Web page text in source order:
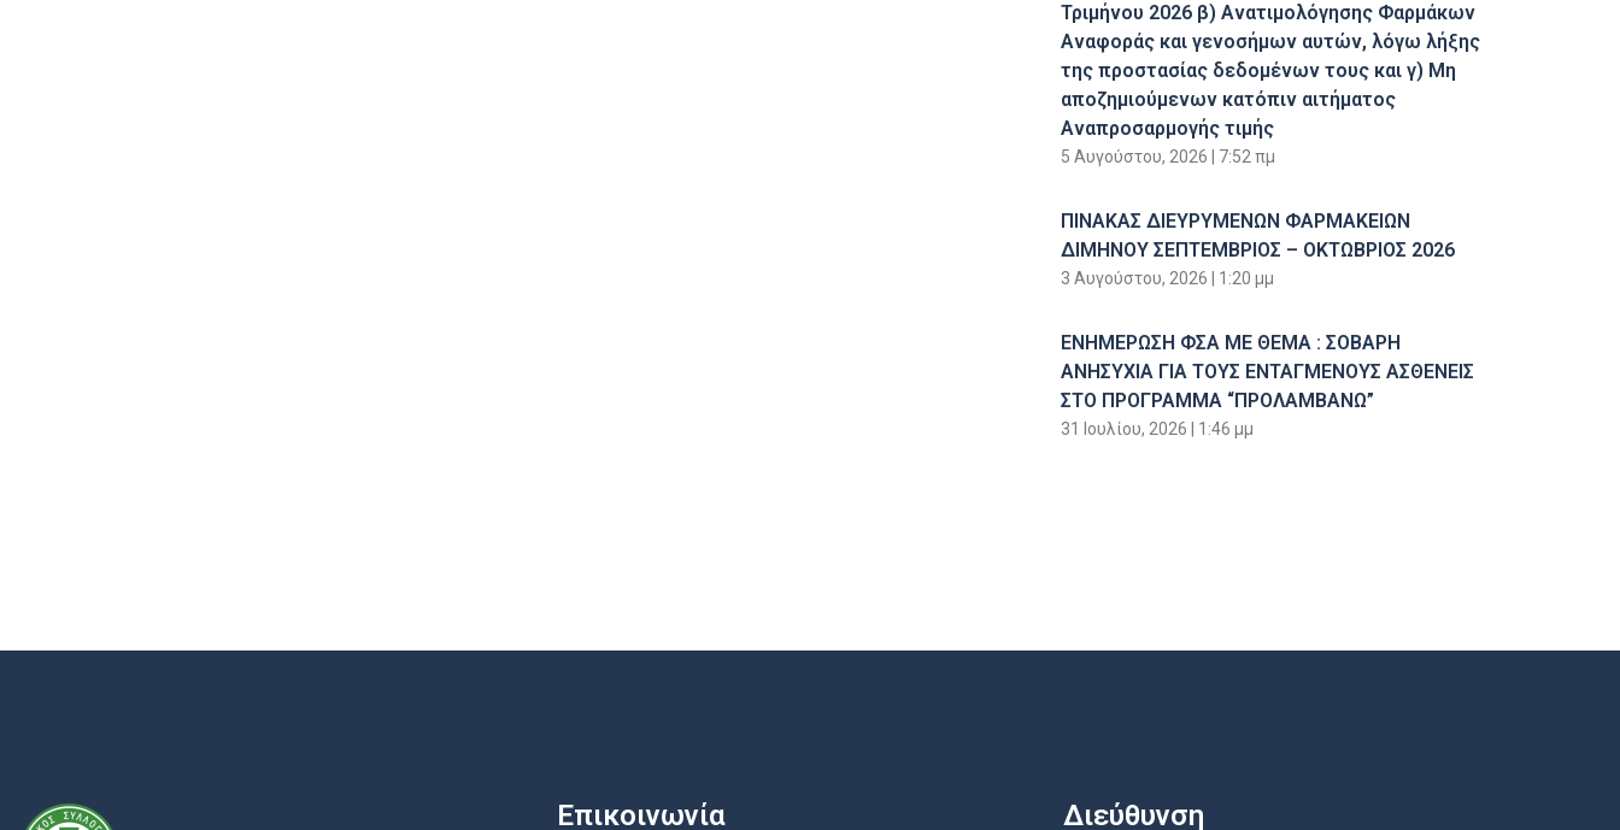
Τριμήνου 2026 β) Ανατιμολόγησης Φαρμάκων
Αναφοράς και γενοσήμων αυτών, λόγω λήξης
της προστασίας δεδομένων τους και γ) Μη
αποζημιούμενων κατόπιν αιτήματος
Αναπροσαρμογής τιμής
5 Αυγούστου, 2026 7:52 πμ
ΠΙΝΑΚΑΣ ΔΙΕΥΡΥΜΕΝΩΝ ΦΑΡΜΑΚΕΙΩΝ
ΔΙΜΗΝΟΥ ΣΕΠΤΕΜΒΡΙΟΣ – ΟΚΤΩΒΡΙΟΣ 2026
3 Αυγούστου, 2026 1:20 μμ
ΕΝΗΜΕΡΩΣΗ ΦΣΑ ΜΕ ΘΕΜΑ : ΣΟΒΑΡΗ
ΑΝΗΣΥΧΙΑ ΓΙΑ ΤΟΥΣ ΕΝΤΑΓΜΕΝΟΥΣ ΑΣΘΕΝΕΙΣ
ΣΤΟ ΠΡΟΓΡΑΜΜΑ “ΠΡΟΛΑΜΒΑΝΩ”
31 Ιουλίου, 2026 1:46 μμ
Επικοινωνία Διεύθυνση